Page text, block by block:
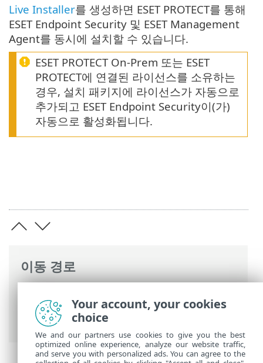
이동 경로
Security >설치/업그레이드/마이그레이션
> 원격 설치 > ESET 관리 콘솔을 통한 배포
Live Installer를 생성하면 ESET PROTECT를 통해
ESET Endpoint Security 및 ESET Management
Agent를 동시에 설치할 수 있습니다.
ESET PROTECT On-Prem 또는 ESET
PROTECT에 연결된 라이선스를 소유하는
경우, 설치 패키지에 라이선스가 자동으로
추가되고 ESET Endpoint Security이(가)
자동으로 활성화됩니다.
Your account, your cookies
choice
We and our partners use cookies to give you the best
optimized online experience, analyze our website traffic,
and serve you with personalized ads. You can agree to the